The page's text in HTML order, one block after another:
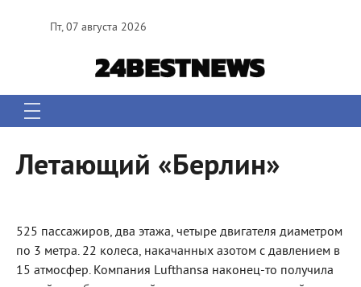
Пт, 07 августа 2026
Летающий «Берлин»
525 пассажиров, два этажа, четыре двигателя диаметром
по 3 метра. 22 колеса, накачанных азотом с давлением в
15 атмосфер. Компания Lufthansa наконец-то получила